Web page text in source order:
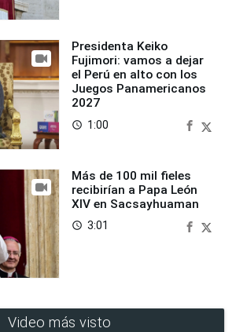
Presidenta Keiko
Fujimori: vamos a dejar
el Perú en alto con los
Juegos Panamericanos
2027
access_time 1:00
Más de 100 mil fieles
recibirían a Papa León
XIV en Sacsayhuaman
access_time 3:01
Video más visto